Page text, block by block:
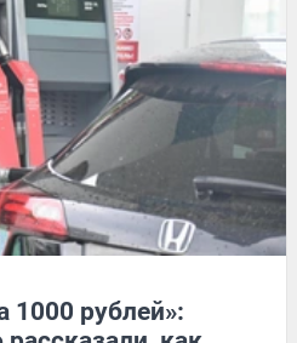
1000 рублей»: